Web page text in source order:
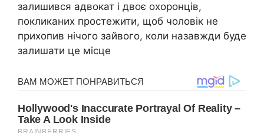
залишився адвокат і двоє охоронців,
покликаних простежити, щоб чоловік не
прихопив нічого зайвого, коли назавжди буде
залишати це місце